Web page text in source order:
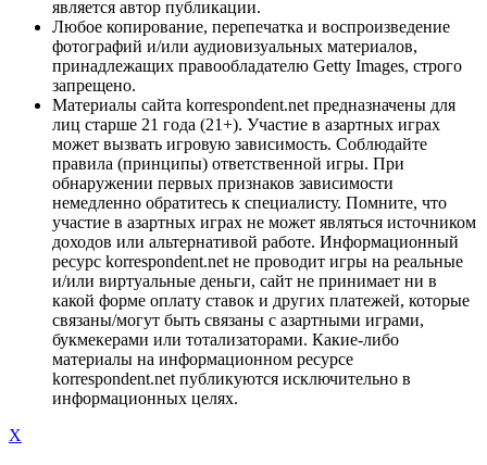
является автор публикации.
Любое копирование, перепечатка и воспроизведение
фотографий и/или аудиовизуальных материалов,
принадлежащих правообладателю Getty Images, строго
запрещено.
Материалы сайта korrespondent.net предназначены для
лиц старше 21 года (21+). Участие в азартных играх
может вызвать игровую зависимость. Соблюдайте
правила (принципы) ответственной игры. При
обнаружении первых признаков зависимости
немедленно обратитесь к специалисту. Помните, что
участие в азартных играх не может являться источником
доходов или альтернативой работе. Информационный
ресурс korrespondent.net не проводит игры на реальные
и/или виртуальные деньги, сайт не принимает ни в
какой форме оплату ставок и других платежей, которые
связаны/могут быть связаны с азартными играми,
букмекерами или тотализаторами. Какие-либо
материалы на информационном ресурсе
korrespondent.net публикуются исключительно в
информационных целях.
X